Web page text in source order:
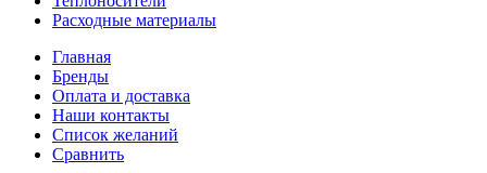
Расходные материалы
Главная
Бренды
Оплата и доставка
Наши контакты
Список желаний
Сравнить